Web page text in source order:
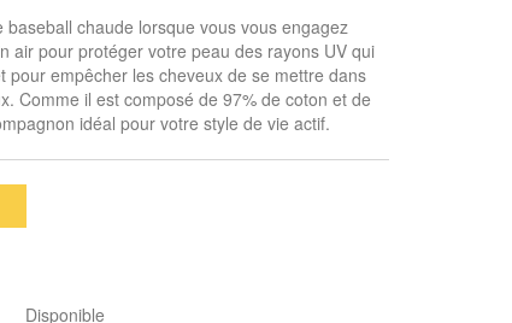
baseball chaude lorsque vous vous engagez
air pour protéger votre peau des rayons UV qui
pour empêcher les cheveux de se mettre dans
Comme il est composé de 97% de coton et de
idéal pour votre style de vie actif.
Disponible